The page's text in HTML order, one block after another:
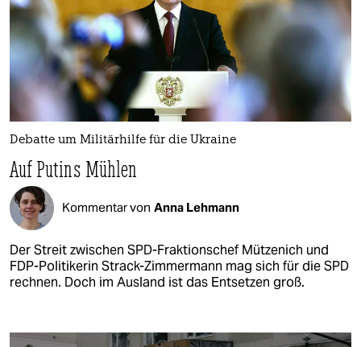
Debatte um Militärhilfe für die Ukraine
Auf Putins Mühlen
Kommentar von Anna Lehmann
Der Streit zwischen SPD-Fraktionschef Mützenich und
FDP-Politikerin Strack-Zimmermann mag sich für die SPD
rechnen. Doch im Ausland ist das Entsetzen groß.